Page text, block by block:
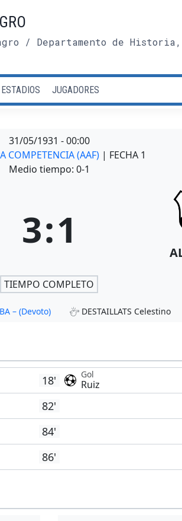
/ Departamento de Historia,
ESTADIOS JUGADORES
31/05/1931 -00:00
COMPETENCIA (AAF) | FECHA 1
Medio tiempo: 0-1
3:1
TIEMPO COMPLETO
– (Devoto) DESTAILLATS Celestino
18' Gol
Ruiz
82'
84'
86'